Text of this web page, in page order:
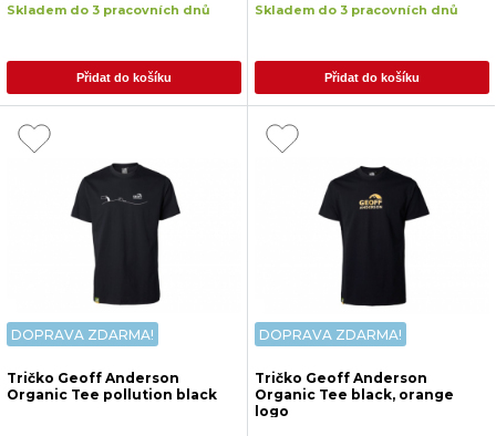
Skladem do 3 pracovních dnů
Přidat do košíku
Skladem do 3 pracovních dnů
Přidat do košíku
DOPRAVA ZDARMA!
Tričko Geoff Anderson
Organic Tee pollution black
DOPRAVA ZDARMA!
Tričko Geoff Anderson
Organic Tee black, orange
logo